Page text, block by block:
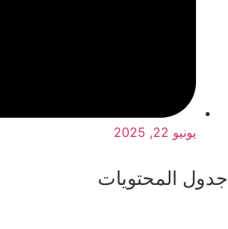
يونيو 22, 2025
جدول المحتويات